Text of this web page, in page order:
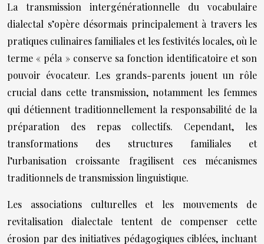
La transmission intergénérationnelle du vocabulaire
dialectal s’opère désormais principalement à travers les
pratiques culinaires familiales et les festivités locales, où le
terme « péla » conserve sa fonction identificatoire et son
pouvoir évocateur. Les grands-parents jouent un rôle
crucial dans cette transmission, notamment les femmes
qui détiennent traditionnellement la responsabilité de la
préparation des repas collectifs. Cependant, les
transformations des structures familiales et
l’urbanisation croissante fragilisent ces mécanismes
traditionnels de transmission linguistique.
Les associations culturelles et les mouvements de
revitalisation dialectale tentent de compenser cette
érosion par des initiatives pédagogiques ciblées, incluant